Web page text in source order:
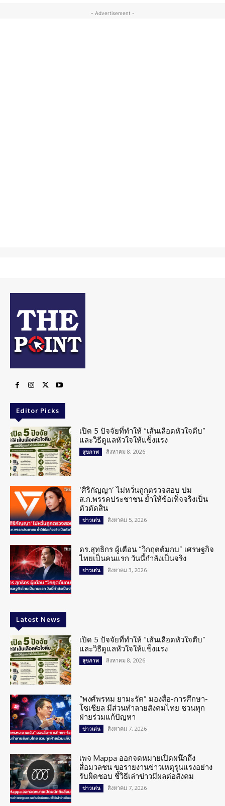
- Advertisement -
Editor Picks
เปิด 5 ปัจจัยที่ทำให้ “เส้นเลือดหัวใจตีบ”
และวิธีดูแลหัวใจให้แข็งแรง
สุขภาพ สิงหาคม 8, 2026
‘ศิริกัญญา’ ไม่หวั่นถูกตรวจสอบ ปม
ส.ก.พรรคประชาชน ย้ำให้ข้อเท็จจริงเป็น
ตัวตัดสิน
ข่าวเด่น สิงหาคม 5, 2026
ดร.สุทธิกร ผู้เตือน “วิกฤตต้มกบ” เศรษฐกิจ
ไทยเป็นคนแรก วันนี้กำลังเป็นจริง
ข่าวเด่น สิงหาคม 3, 2026
Latest News
เปิด 5 ปัจจัยที่ทำให้ “เส้นเลือดหัวใจตีบ”
และวิธีดูแลหัวใจให้แข็งแรง
สุขภาพ สิงหาคม 8, 2026
“พงศ์พรหม ยามะรัต” มองสื่อ-การศึกษา-
โซเชียล มีส่วนทำลายสังคมไทย ชวนทุก
ฝ่ายร่วมแก้ปัญหา
ข่าวเด่น สิงหาคม 7, 2026
เพจ Mappa ออกจดหมายเปิดผนึกถึง
สื่อมวลชน ขอรายงานข่าวเหตุรุนแรงอย่าง
รับผิดชอบ ชี้วิธีเล่าข่าวมีผลต่อสังคม
ข่าวเด่น สิงหาคม 7, 2026